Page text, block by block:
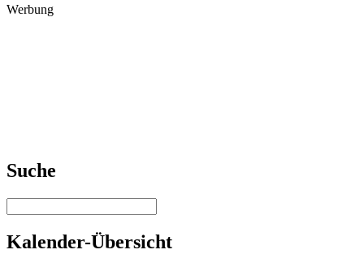
Werbung
Suche
Kalender-Übersicht